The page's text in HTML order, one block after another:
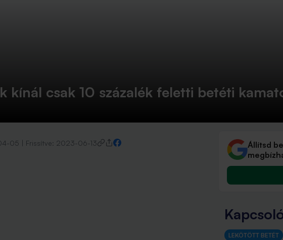
kínál csak 10 százalék feletti betéti
05 Frissítve: 2023-06-13
Állítsd
LEKÖTÖTT BETÉT